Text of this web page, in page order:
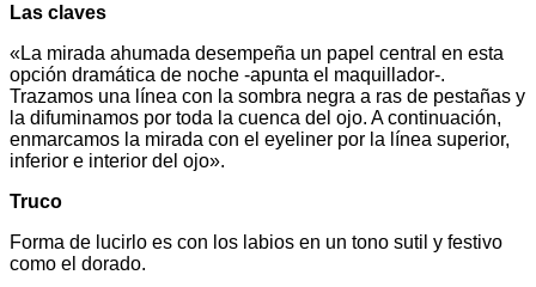
Las claves
«La mirada ahumada desempeña un papel central en esta
opción dramática de noche -apunta el maquillador-.
Trazamos una línea con la sombra negra a ras de pestañas y
la difuminamos por toda la cuenca del ojo. A continuación,
enmarcamos la mirada con el eyeliner por la línea superior,
inferior e interior del ojo».
Truco
Forma de lucirlo es con los labios en un tono sutil y festivo
como el dorado.